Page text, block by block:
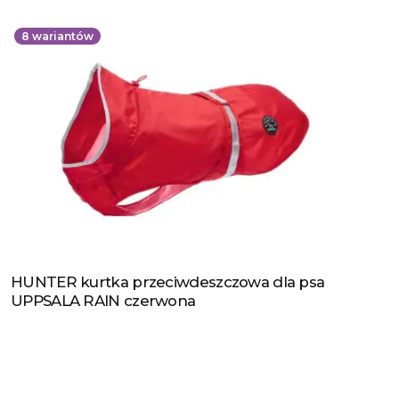
8 wariantów
Zobacz produkt
HUNTER kurtka przeciwdeszczowa dla psa
UPPSALA RAIN czerwona